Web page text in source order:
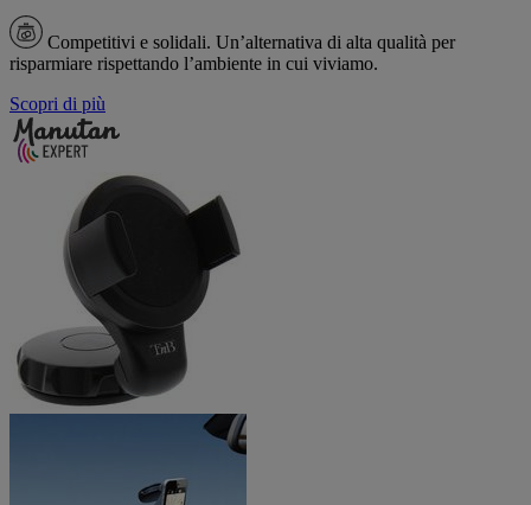
Competitivi e solidali. Un’alternativa di alta qualità per
risparmiare rispettando l’ambiente in cui viviamo.
Scopri di più